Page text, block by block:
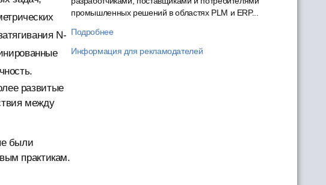
N-
развитые
между
были
практикам.
промышленных решений в областях PLM и ERP...
Подробнее
Информация для рекламодателей